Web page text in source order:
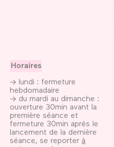
Horaires
→ lundi : fermeture
hebdomadaire
→ du mardi au dimanche :
ouverture 30min avant la
première séance et
fermeture 30min après le
lancement de la dernière
séance, se reporter à